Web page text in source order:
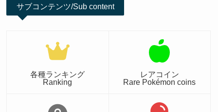
サブコンテンツ/Sub content
各種ランキング
Ranking
レアコイン
Rare Pokémon coins